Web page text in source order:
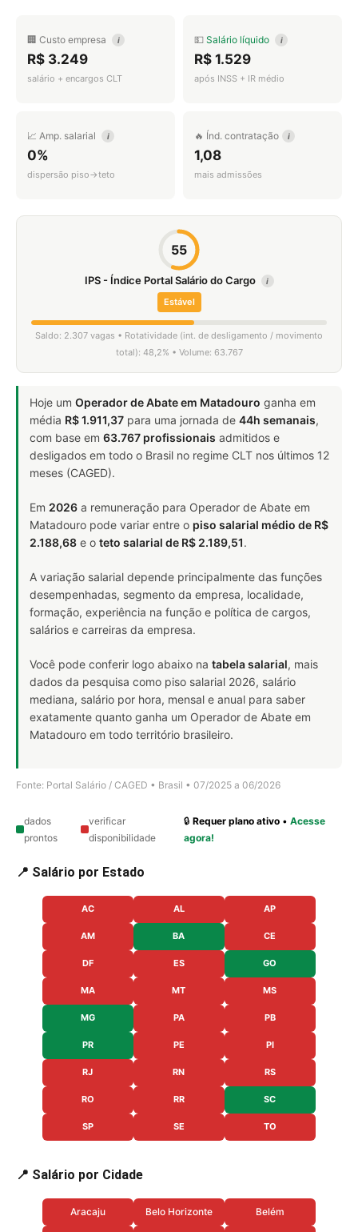
🏢 Custo empresa i
R$ 3.249
salário + encargos CLT
💵 Salário líquido i
R$ 1.529
após INSS + IR médio
📈 Amp. salarial i
0%
dispersão piso→teto
🔥 Índ. contratação i
1,08
mais admissões
55
IPS - Índice Portal Salário do Cargo i
Estável
Saldo: 2.307 vagas • Rotatividade (int. de desligamento / movimento
total): 48,2% • Volume: 63.767
Hoje um Operador de Abate em Matadouro ganha em
média R$ 1.911,37 para uma jornada de 44h semanais,
com base em 63.767 profissionais admitidos e
desligados em todo o Brasil no regime CLT nos últimos 12
meses (CAGED).
Em 2026 a remuneração para Operador de Abate em
Matadouro pode variar entre o piso salarial médio de R$
2.188,68 e o teto salarial de R$ 2.189,51.
A variação salarial depende principalmente das funções
desempenhadas, segmento da empresa, localidade,
formação, experiência na função e política de cargos,
salários e carreiras da empresa.
Você pode conferir logo abaixo na tabela salarial, mais
dados da pesquisa como piso salarial 2026, salário
mediana, salário por hora, mensal e anual para saber
exatamente quanto ganha um Operador de Abate em
Matadouro em todo território brasileiro.
Fonte: Portal Salário / CAGED • Brasil • 07/2025 a 06/2026
dados
prontos
verificar
disponibilidade
🔒Requer plano ativo •Acesse
agora!
📍 Salário por Estado
AC AL AP
AM BA CE
DF ES GO
MA MT MS
MG PA PB
PR PE PI
RJ RN RS
RO RR SC
SP SE TO
📍 Salário por Cidade
Aracaju Belo Horizonte Belém